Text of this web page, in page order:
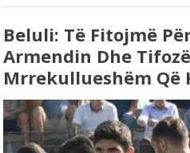
Beluli: Të Fitojmë
Armendin Dhe
Mrrekullueshëm Që